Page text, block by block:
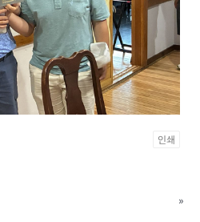
인쇄
»